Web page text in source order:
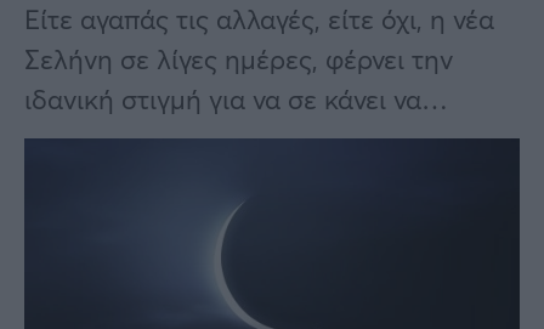
ΕΣΠΑ
Lifestyle
Αθλητικά
Υγεία
Είτε αγαπάς τις αλλαγές, είτε όχι, η νέα
Σελήνη σε λίγες ημέρες, φέρνει την
ιδανική στιγμή για να σε κάνει να…